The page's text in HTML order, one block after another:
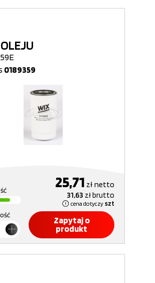
0189359
25,71 złnetto
31,63 złbrutto
cena dotyczy szt
Zapytaj o
produkt